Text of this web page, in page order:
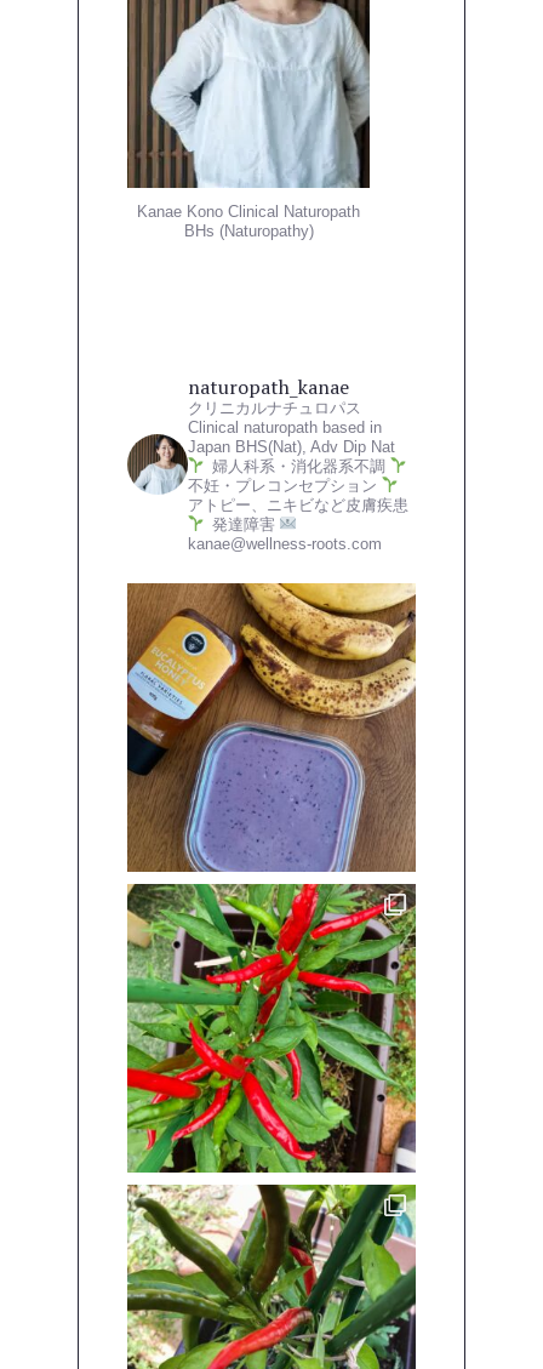
Kanae Kono Clinical Naturopath
BHs (Naturopathy)
naturopath_kanae
クリニカルナチュロパス
Clinical naturopath based in
Japan BHS(Nat), Adv Dip Nat
婦人科系・消化器系不調
不妊・プレコンセプション
アトピー、ニキビなど皮膚疾患
発達障害
kanae@wellness-roots.com